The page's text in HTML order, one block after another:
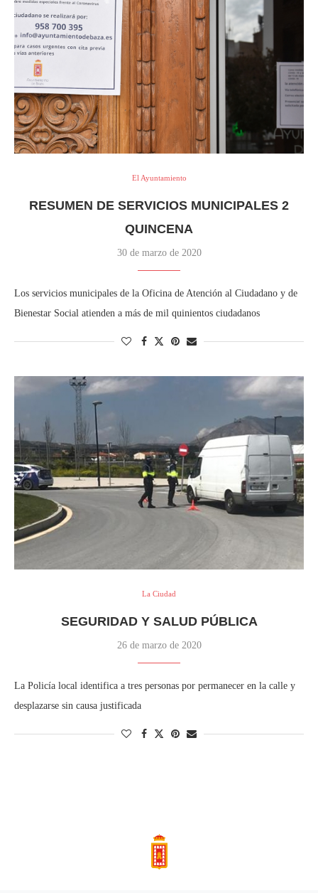
El Ayuntamiento
RESUMEN DE SERVICIOS MUNICIPALES 2
QUINCENA
30 de marzo de 2020
Los servicios municipales de la Oficina de Atención al Ciudadano y de
Bienestar Social atienden a más de mil quinientos ciudadanos
La Ciudad
SEGURIDAD Y SALUD PÚBLICA
26 de marzo de 2020
La Policía local identifica a tres personas por permanecer en la calle y
desplazarse sin causa justificada